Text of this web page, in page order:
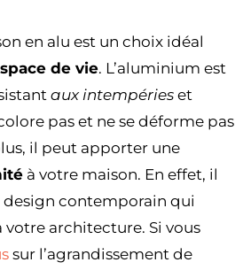
en alu est un choix idéal
de vie. L’aluminium est
aux intempéries et
pas et ne se déforme pas
il peut apporter une
à votre maison. En effet, il
contemporain qui
votre architecture. Si vous
sur l’agrandissement de